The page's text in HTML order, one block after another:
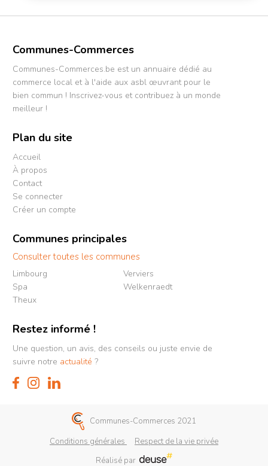
Communes-Commerces
Communes-Commerces.be est un annuaire dédié au
commerce local et à l'aide aux asbl œuvrant pour le
bien commun ! Inscrivez-vous et contribuez à un monde
meilleur !
Plan du site
Accueil
À propos
Contact
Se connecter
Créer un compte
Communes principales
Consulter toutes les communes
Limbourg
Spa
Theux
Verviers
Welkenraedt
Restez informé !
Une question, un avis, des conseils ou juste envie de
suivre notre actualité ?
Communes-Commerces 2021
Conditions générales
Respect de la vie privée
Réalisé par